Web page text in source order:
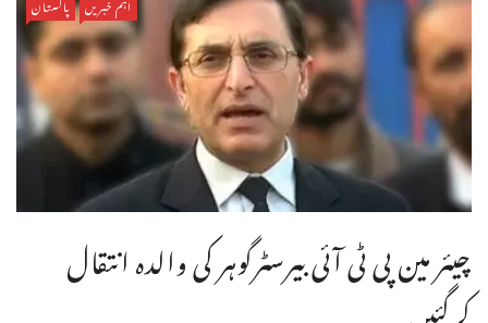
چیئر مین پی ٹی آئی بیرسٹرگوہر کی والدہ انتقال